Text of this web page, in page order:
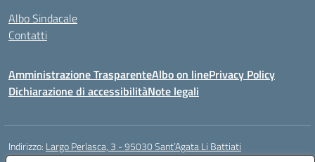
Albo Sindacale
Contatti
Amministrazione TrasparenteAlbo on linePrivacy Policy
Dichiarazione di accessibilitàNote legali
Indirizzo: Largo Perlasca, 3 - 95030 Sant’Agata Li Battiati